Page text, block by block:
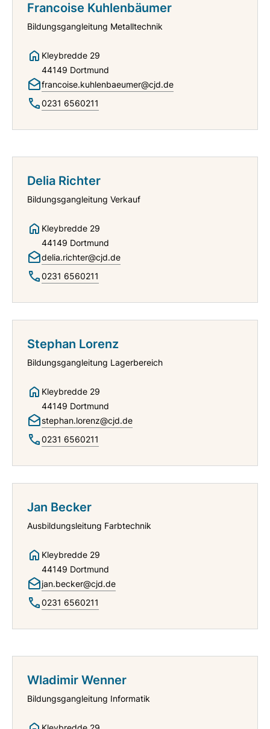
Francoise Kuhlenbäumer
Bildungsgangleitung Metalltechnik
Kleybredde 29
44149 Dortmund
francoise.kuhlenbaeumer@cjd.de
0231 6560211
Delia Richter
Bildungsgangleitung Verkauf
Kleybredde 29
44149 Dortmund
delia.richter@cjd.de
0231 6560211
Stephan Lorenz
Bildungsgangleitung Lagerbereich
Kleybredde 29
44149 Dortmund
stephan.lorenz@cjd.de
0231 6560211
Jan Becker
Ausbildungsleitung Farbtechnik
Kleybredde 29
44149 Dortmund
jan.becker@cjd.de
0231 6560211
Wladimir Wenner
Bildungsgangleitung Informatik